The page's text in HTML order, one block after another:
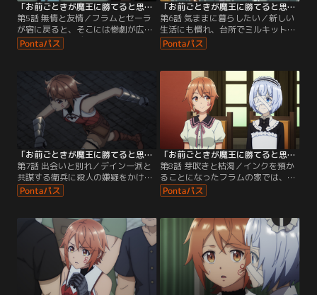
「お前ごときが魔王に勝てると思うな」と勇者パーティを追放されたので、王都で気ままに暮らしたい 第05話
第5話 無情と友情／フラムとセーラ
が宿に戻ると、そこには惨劇が広が
っていた……。デインの配下たちが
ステュード親子を刺し、ミルキット
フラムは容赦なく始末するが、その
冷徹な処刑を目の当たりにしたセー
ラは困惑を隠せずにいた。一方、魔
族の城では三魔将たちがフラムの
【反転】の力について議論を交わし
ていた。
「お前ごときが魔王に勝てると思うな」と勇者パーティを追放されたので、王都で気ままに暮らしたい 第06話
第6話 気ままに暮らしたい／新しい
生活にも慣れ、台所でミルキットが
朝食を作る微笑ましい光景にフラム
も心がほころぶ。勇者パーティーを
になり、賑やかな毎日を送ってい
た。唯一の懸念は冒険者ギルドでデ
インから向けられる猜疑の目。仲間
の行方不明の原因としてフラムを疑
っているのだ。その場は冷静を装い
フラムが帰宅すると…。
「お前ごときが魔王に勝てると思うな」と勇者パーティを追放されたので、王都で気ままに暮らしたい 第07話
第7話 出会いと別れ／デイン一派と
共謀する衛兵に殺人の嫌疑をかけら
れ、追われる身となったフラム。街
にはお尋ね者の貼り紙まで作られて
たフラム。あげく市民らしき盲目の
少女を人質にとられ、絶体絶命……
そこへ突如現れたのは、王国軍副将
軍オティーリエだった。オティーリ
エの助けもあり窮地を脱したフラム
が家路急ぐと…。
「お前ごときが魔王に勝てると思うな」と勇者パーティを追放されたので、王都で気ままに暮らしたい 第08話
第8話 芽吹きと枯渇／インクを預か
ることになったフラムの家では、に
ぎやかであたたかい生活が始まっ
た。冒険者ギルドでインクの行方不
インの元取り巻きカーニスたちが、
新たな権力者として振る舞ってい
た。さらにフラムは、デインが教会
で敬虔に祈る姿を目にする。オティ
ーリエの話では教会がデインの後ろ
盾になったというが……。